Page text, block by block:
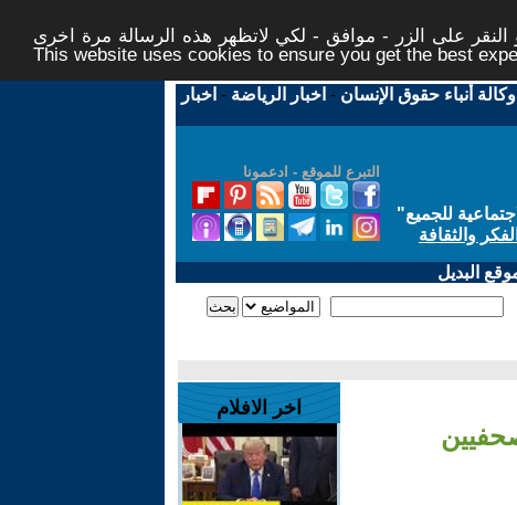
على الزر - موافق - لكي لاتظهر هذه الرسالة مرة اخرى -
This website uses cookies to ensure you get the best
وكالة أنباء حقوق الإنسان - اخبار الرياضة - اخبار
التبرع للموقع - ادعمونا
للجميع"
والثقافة
البديل
اخر الافلام